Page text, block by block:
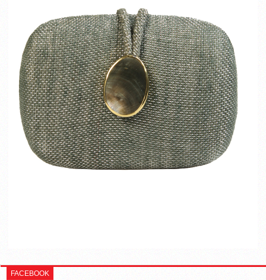
FACEBOOK